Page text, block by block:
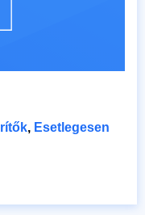
, Esetlegesen